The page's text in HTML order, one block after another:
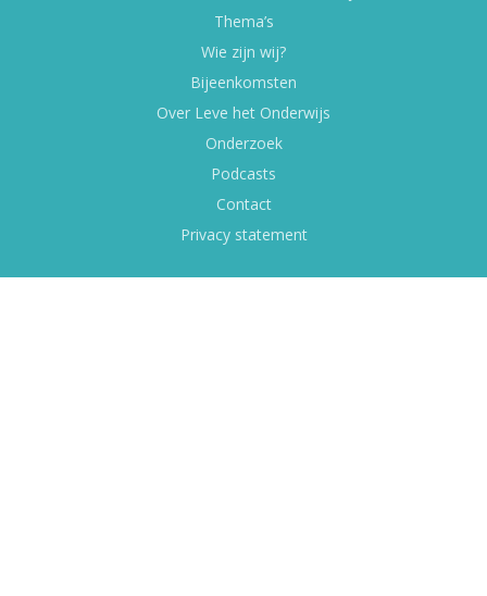
Thema’s
Wie zijn wij?
Bijeenkomsten
Over Leve het Onderwijs
Onderzoek
Podcasts
Contact
Privacy statement